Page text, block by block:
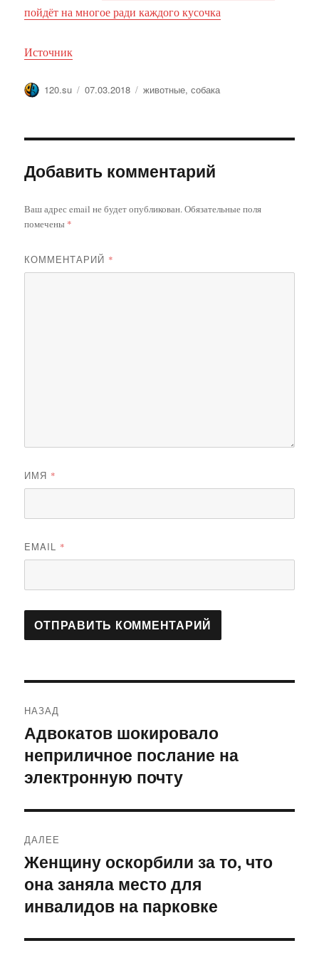
пойдёт на многое ради каждого кусочка
Источник
Автор
120.su Опубликовано
07.03.2018 Метки
животные,собака
Добавить комментарий
Ваш адрес email не будет опубликован.Обязательные поля
помечены *
КОММЕНТАРИЙ *
ИМЯ *
EMAIL *
по
записям
НАЗАД
Предыдущая
запись:
Адвокатов шокировало
неприличное послание на
электронную почту
ДАЛЕЕ
Следующая
запись:
Женщину оскорбили за то, что
она заняла место для
инвалидов на парковке